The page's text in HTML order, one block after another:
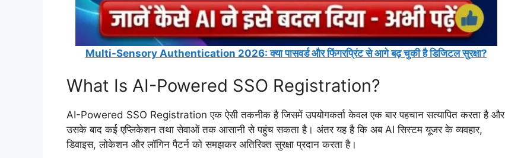
Multi-Sensory Authentication 2026: क्या पासवर्ड और फिंगरप्रिंट से आगे बढ़ चुकी है डिजिटल सुरक्षा?
What Is AI-Powered SSO Registration?
AI-Powered SSO Registration एक ऐसी तकनीक है जिसमें उपयोगकर्ता केवल एक बार पहचान सत्यापित करता है और
उसके बाद कई एप्लिकेशन तथा सेवाओं तक आसानी से पहुंच सकता है। अंतर यह है कि अब AI सिस्टम यूजर के व्यवहार,
डिवाइस, लोकेशन और लॉगिन पैटर्न को समझकर अतिरिक्त सुरक्षा प्रदान करता है।